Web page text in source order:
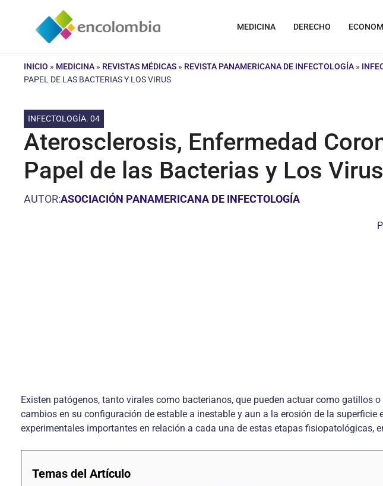
contenido
MEDICINA DERECHO
INICIO » MEDICINA » REVISTAS MÉDICAS » REVISTA PANAMERICANA DE INFECTOLOGÍA »
PAPEL DE LAS BACTERIAS Y LOS VIRUS
INFECTOLOGÍA. 04
Aterosclerosis, Enfermedad
Papel de las Bacterias y Los Virus
AUTOR:ASOCIACIÓN PANAMERICANA DE INFECTOLOGÍA
Existen patógenos, tanto virales como bacterianos, que pueden actuar como gatillos
cambios en su configuración de estable a inestable y aun a la erosión de la
experimentales importantes en relación a cada una de estas etapas fisiopatológicas,
Temas del Artículo